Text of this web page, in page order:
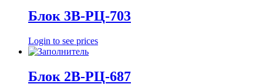
Блок 3В-РЦ-703
Login to see prices
Блок 2В-РЦ-687